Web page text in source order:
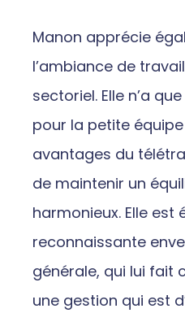
Manon apprécie
l’ambiance de
sectoriel. Elle n’a
pour la petite
avantages du
de maintenir un
harmonieux. Elle est
reconnaissante
générale, qui lui fait
une gestion qui est